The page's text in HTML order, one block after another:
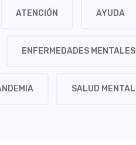
ATENCIÓN AYUDA
ENFERMEDADES MENTALES
SALUD MENTAL